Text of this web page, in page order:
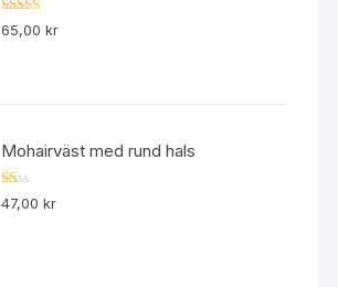
Betygsatt
4.50av 5
65,00kr
Mohairväst med rund hals
B
et
47,00kr